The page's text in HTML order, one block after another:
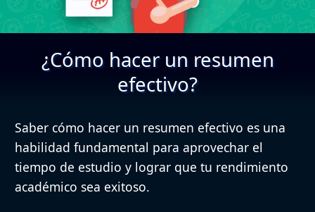
¿Cómo hacer un resumen
efectivo?
Saber cómo hacer un resumen efectivo es una
habilidad fundamental para aprovechar el
tiempo de estudio y lograr que tu rendimiento
académico sea exitoso.